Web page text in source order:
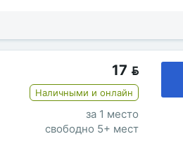
17 
Наличными и онлайн
за 1 место
свободно 5+ мест